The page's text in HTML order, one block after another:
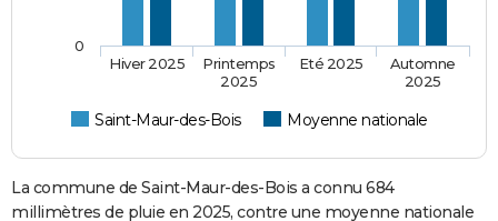
Saint-Maur-des-Bois Moyenne nationale
Hiver 2025
Printemps
2025
Eté 2025
Automne
2025
0
La commune de Saint-Maur-des-Bois a connu 684
millimètres de pluie en 2025, contre une moyenne nationale